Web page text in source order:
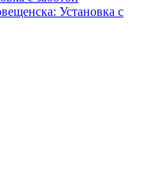
Установка с